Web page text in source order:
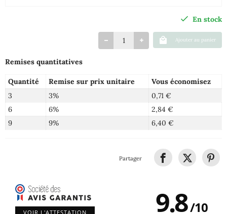
En stock
Ajouter au panier
Remises quantitatives
Quantité Remise sur prix unitaire
Vous économisez
3
3%
0,71 €
6
6%
2,84 €
9
9% 6,40 €
Partager
VOIR L'ATTESTATION 9.8/10